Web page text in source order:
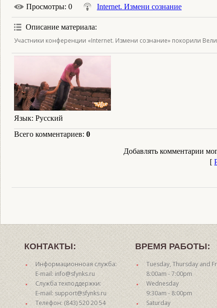
Просмотры: 0 Internet. Измени сознание
Описание материала:
Участники конференции «Internet. Измени сознание» покорили
Язык: Русский
Всего комментариев: 0
Добавлять комментарии
[
КОНТАКТЫ:
Информационноая служба:
E-mail: info@sfynks.ru
Служба техподдержки:
E-mail: support@sfynks.ru
Телефон: (843) 520 20 54
ВРЕМЯ РАБОТЫ:
Tuesday, Thursday and
8:00am - 7:00pm
Wednesday
9:30am - 8:00pm
Saturday